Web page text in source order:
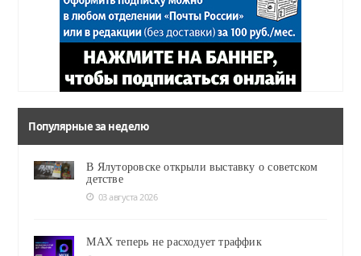
Популярные за неделю
В Ялуторовске открыли выставку о советском
детстве
03 августа 2026
MAX теперь не расходует траффик